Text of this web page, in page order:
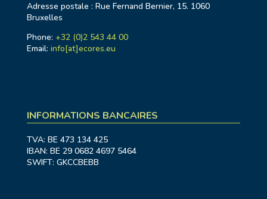
Adresse postale : Rue Fernand Bernier, 15. 1060
Bruxelles
Phone: +32 (0)2 543 44 00
Email: info[at]ecores.eu
INFORMATIONS BANCAIRES
TVA: BE 473 134 425
IBAN: BE 29 0682 4697 5464
SWIFT: GKCCBEBB